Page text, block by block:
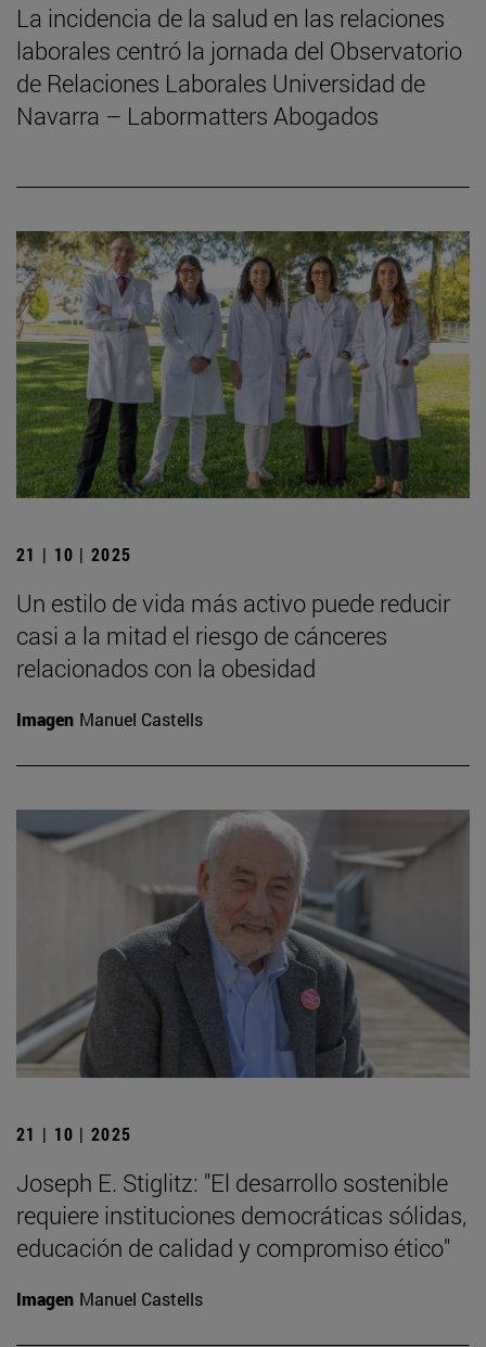
La incidencia de la salud en las relaciones
laborales centró la jornada del Observatorio
de Relaciones Laborales Universidad de
Navarra – Labormatters Abogados
21 | 10 | 2025
Un estilo de vida más activo puede reducir
casi a la mitad el riesgo de cánceres
relacionados con la obesidad
Imagen Manuel Castells
21 | 10 | 2025
Joseph E. Stiglitz: "El desarrollo sostenible
requiere instituciones democráticas sólidas,
educación de calidad y compromiso ético"
Imagen Manuel Castells